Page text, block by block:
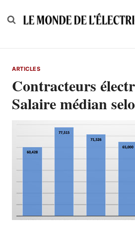
to
ARTICLES
Contracteurs
Salaire médian